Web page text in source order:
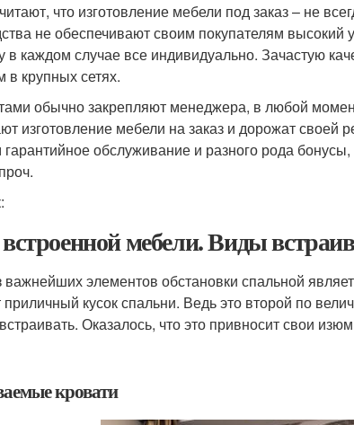
что изготовление мебели под заказ – не
не обеспечивают своим покупателям
в каждом случае все индивидуально. Зачастую
крупных сетях.
обычно закрепляют менеджера, в любой
изготовление мебели на заказ и дорожат своей
гарантийное обслуживание и разного рода
мебели. Виды
элементов обстановки спальной
приличный кусок спальни. Ведь это второй по
Оказалось, что это привносит свои
кровати